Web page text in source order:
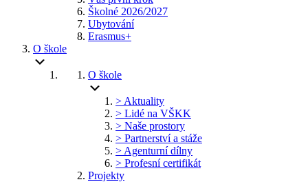
Školné 2026/2027
Ubytování
Erasmus+
O škole
O škole
> Aktuality
> Lidé na VŠKK
> Naše prostory
> Partnerství a stáže
> Agenturní dílny
> Profesní certifikát
Projekty